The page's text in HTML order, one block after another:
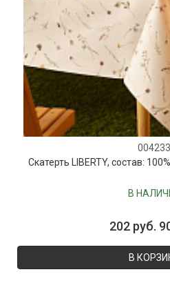
004233
Скатерть LIBERTY, состав:
В
202 руб.
В